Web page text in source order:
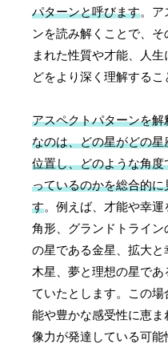
パターンと呼びます。ア
ンを読み解くことで、そ
まれた性質や才能、人
どをより深く理解するこ
アスペクトパターンを解
なのは、どの星がどの星
位置し、どのような角度
っているのかを総合的に
す。例えば、才能や幸
角形、グランドトライン
の星である金星、拡大と
木星、夢と理想の星であ
ていたとします。この場
能や豊かな感受性に恵ま
像力が発達している可能